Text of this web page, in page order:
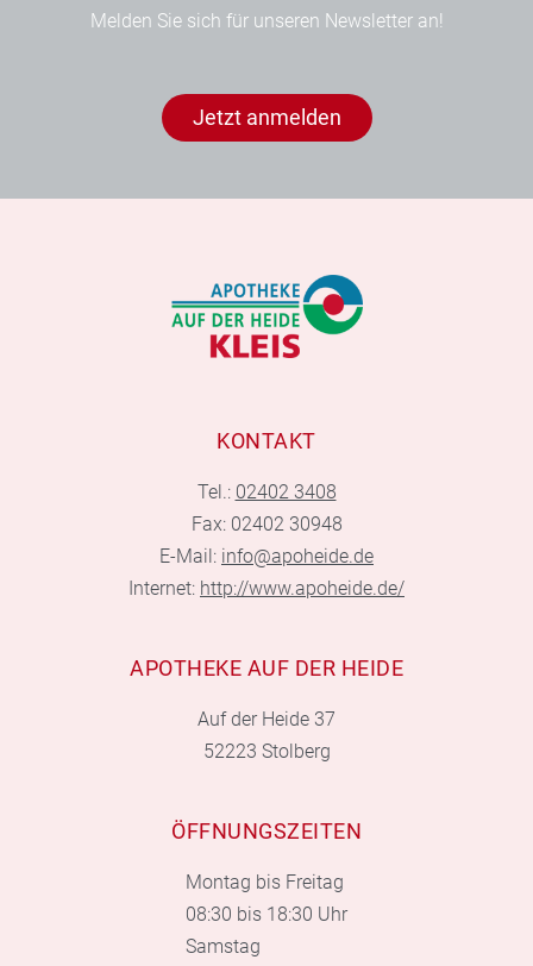
Melden Sie sich für unseren Newsletter an!
Jetzt anmelden
KONTAKT
Tel.: 02402 3408
Fax: 02402 30948
E-Mail: info@apoheide.de
Internet: http://www.apoheide.de/
APOTHEKE AUF DER HEIDE
Auf der Heide 37
52223 Stolberg
ÖFFNUNGSZEITEN
Montag bis Freitag
08:30 bis 18:30 Uhr
Samstag